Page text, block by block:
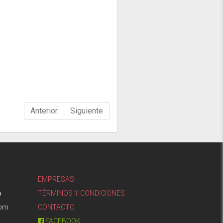
Anterior
Siguiente
EMPRESAS
TÉRMINOS Y CONDICIONES
CONTACTO
FACEBOOK